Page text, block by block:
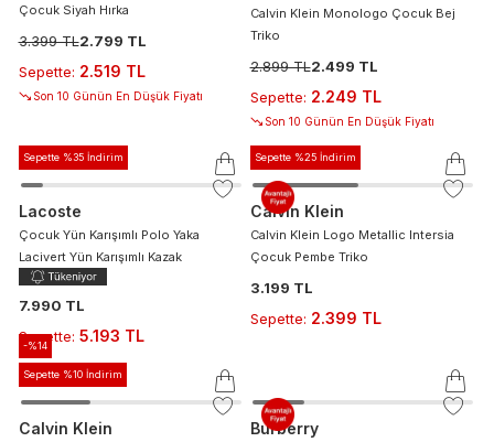
Çocuk Siyah Hırka
3.399 TL2.799 TL
Sepette: 2.519 TL
Son 10 Günün En Düşük Fiyatı
Calvin Klein Monologo Çocuk Bej
Triko
2.899 TL2.499 TL
Sepette: 2.249 TL
Son 10 Günün En Düşük Fiyatı
Sepette %35 İndirim
Lacoste
Çocuk Yün Karışımlı Polo Yaka
Lacivert Yün Karışımlı Kazak
7.990 TL
Sepette: 5.193 TL
Sepette %25 İndirim
Calvin Klein
Calvin Klein Logo Metallic Intersia
Çocuk Pembe Triko
3.199 TL
Sepette: 2.399 TL
-%14
Sepette %10 İndirim
Calvin Klein Burberry